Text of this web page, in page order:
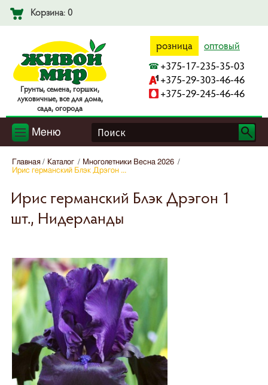
Корзина: 0
Гpyнты, ceмeнa, гopшки,
лyкoвичныe, вce для дoмa,
caдa, oгopoдa
розница оптовый
+375-17-235-35-03
+375-29-303-46-46
+375-29-245-46-46
Меню
Главная Каталог
Многолетники Весна 2026
Ирис германский Блэк Дрэгон ...
Ирис германский Блэк Дрэгон 1
шт., Нидерланды